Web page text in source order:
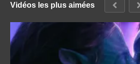
Vidéos les plus aimées